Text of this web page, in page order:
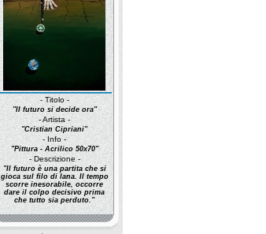
- Titolo -
"Il futuro si decide ora"
- Artista -
"Cristian Cipriani"
- Info -
"Pittura - Acrilico 50x70"
- Descrizione -
"Il futuro è una partita che si
gioca sul filo di lana. Il tempo
scorre inesorabile, occorre
dare il colpo decisivo prima
che tutto sia perduto."